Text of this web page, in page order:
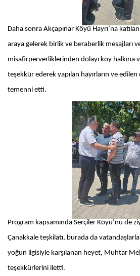
Daha sonra Akçapınar Köyü Hayrı’na
araya gelerek birlik ve beraberlik mesajları
misafirperverliklerinden dolayı köy halkına
teşekkür ederek yapılan hayırların ve edilen
temenni etti.
Program kapsamında Serçiler Köyü’nü de
Çanakkale teşkilatı, burada da
yoğun ilgisiyle karşılanan heyet, Muhtar
teşekkürlerini iletti.